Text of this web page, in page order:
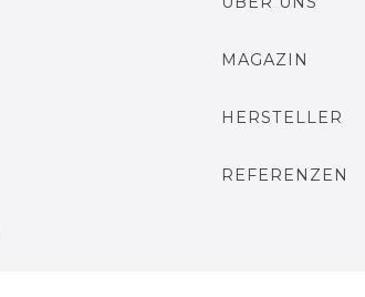
MAGAZIN
HERSTELLER
REFERENZEN